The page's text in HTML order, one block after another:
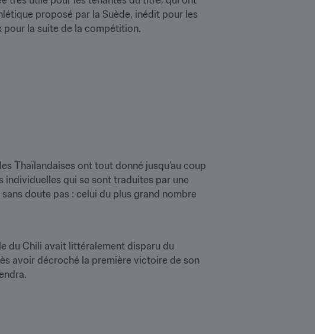
proposé par la Suède, inédit pour les
pour la suite de la compétition.
Thaïlandaises ont tout donné jusqu’au coup
individuelles qui se sont traduites par une
doute pas : celui du plus grand nombre
du Chili avait littéralement disparu du
avoir décroché la première victoire de son